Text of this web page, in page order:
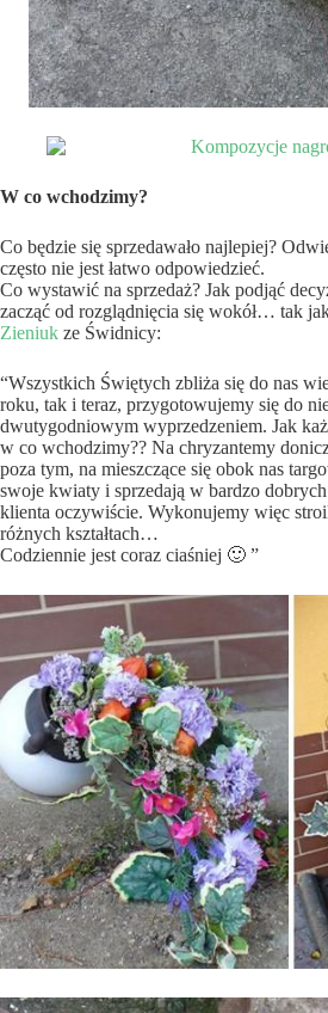
W co wchodzimy?
Co będzie się sprzedawało najlepiej?
często nie jest łatwo odpowiedzieć.
Co wystawić na sprzedaż? Jak podjąć
zacząć od rozglądnięcia się wokół… tak
Zieniuk ze Świdnicy:
“Wszystkich Świętych zbliża się do nas
roku, tak i teraz, przygotowujemy się do
dwutygodniowym wyprzedzeniem. Jak
w co wchodzimy?? Na chryzantemy
poza tym, na mieszczące się obok nas
swoje kwiaty i sprzedają w bardzo
klienta oczywiście. Wykonujemy więc
różnych kształtach…
Codziennie jest coraz ciaśniej 🙂 ”